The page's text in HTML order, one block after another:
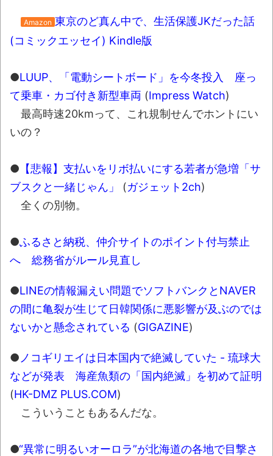
wwwwwwwwwwww
全方位青い芝包囲網すぎて色々見失う、新
見ていると！悲しくなってしまう猫の画像
の数々！！
Amazon 東京のど真ん中で、生活保護JKだった話
(コミックエッセイ) Kindle版
●LUUP、「電動シートボード」を今冬投入 座っ
て乗車・カゴ付き新型車両 (Impress Watch)
最高時速20kmって、これ規制せんでホントにい
いの？
● 【悲報】支払いをリボ払いにする若者が急増「サ
ブスクと一緒じゃん」
(ガジェット2ch)
全くの別物。
●ふるさと納税、仲介サイトのポイント付与禁止
へ 総務省がルール見直し
●LINEの情報漏えい問題でソフトバンクとNAVER
の間に亀裂が生じて日韓関係に悪影響が及ぶのでは
ないかと懸念されている (GIGAZINE)
● ノコギリエイは日本国内で絶滅していた - 琉球大
などが発表 海産魚類の「国内絶滅」を初めて証明
(HK-DMZ PLUS.COM)
こういうこともあるんだな。
●“異常に明るいオーロラ”が北海道の各地で目撃さ